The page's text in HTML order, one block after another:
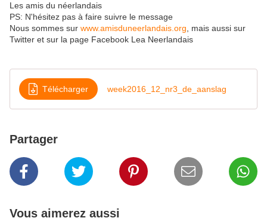
Les amis du néerlandais
PS: N'hésitez pas à faire suivre le message
Nous sommes sur www.amisduneerlandais.org , mais aussi sur
Twitter et sur la page Facebook Lea Neerlandais
Télécharger week2016_12_nr3_de_aanslag
Partager
Vous aimerez aussi